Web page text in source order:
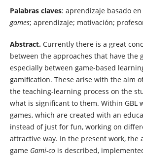
Palabras claves: aprendizaje basado en
games; aprendizaje; motivación;
Abstract. Currently there is a great
between the approaches that have the
especially between game-based
gamification. These arise with the aim
the teaching-learning process on the
what is significant to them. Within GBL
games, which are created with an
instead of just for fun, working on
attractive way. In the present work, the
game Gami-co is described,